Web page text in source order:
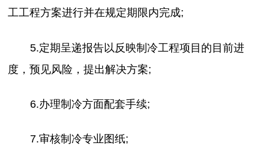
工工程方案进行并在规定期限内完成;
5.定期呈递报告以反映制冷工程项目的目前进
度，预见风险，提出解决方案;
6.办理制冷方面配套手续;
7.审核制冷专业图纸;